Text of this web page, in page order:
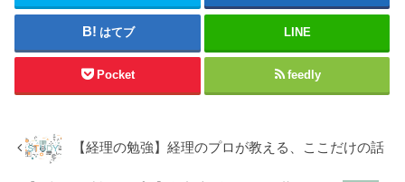
はてブ LINE
Pocket feedly
【経理の勉強】経理のプロが教える、ここだけの話